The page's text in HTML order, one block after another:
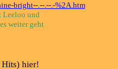
bright--.--.--.-%2A.htm
Leeloo und
weiter geht
Hits) hier!